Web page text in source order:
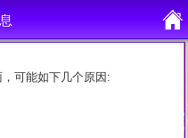
可能如下几个原因: